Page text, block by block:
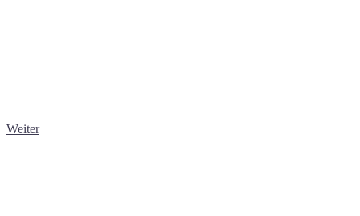
Weiter